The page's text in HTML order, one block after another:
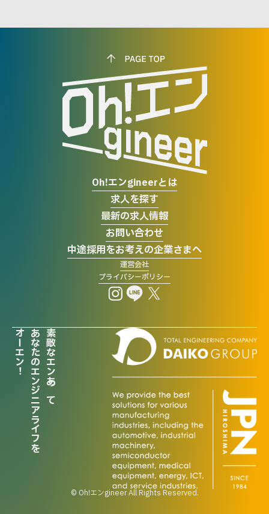
お気に入りに追加
Oh!エンgineerとは
求人を探す
最新の求人情報
お問い合わせ
中途採用をお考えの企業さまへ
運営会社
プライバシーポリシー
素敵なエンあって
あなたのエンジニアライフを
オーエン！
© Oh!エンgineer All Rights Reserved.